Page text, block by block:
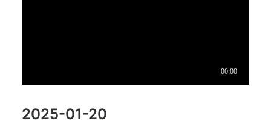
2025-01-20